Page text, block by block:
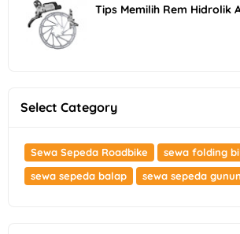
Tips Memilih Rem Hidrolik
Select Category
Sewa Sepeda Roadbike
sewa folding
sewa sepeda balap
sewa sepeda